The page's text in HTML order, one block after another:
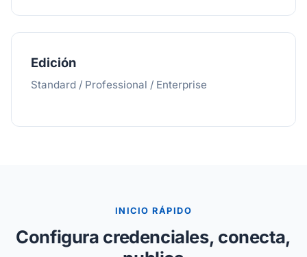
Edición
Standard / Professional / Enterprise
INICIO RÁPIDO
Configura credenciales, conecta,